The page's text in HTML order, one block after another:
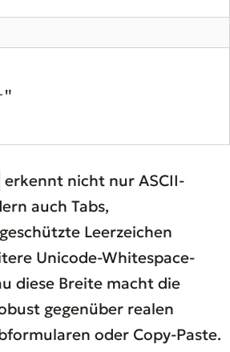
"
erkennt nicht nur ASCII-
auch Tabs,
Leerzeichen
Unicode-Whitespace-
diese Breite macht die
gegenüber realen
oder Copy-Paste.